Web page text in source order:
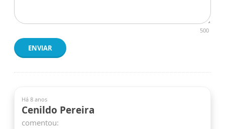
500
ENVIAR
Há 8 anos
Cenildo Pereira
comentou: